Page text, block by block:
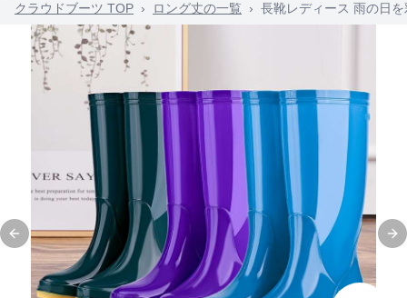
クラウドブーツ TOP › ロング丈の一覧 › 長靴レディース 雨の日
Previous slide